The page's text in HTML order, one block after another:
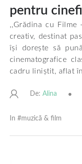
pentru
,,Grădina cu Filme
creativ, destinat
își dorește să
cinematografice
cadru liniștit, aflat
De: Alina
In #muzică & film